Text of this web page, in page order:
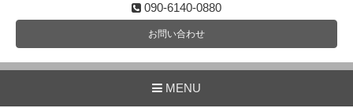
090-6140-0880
お問い合わせ
MENU